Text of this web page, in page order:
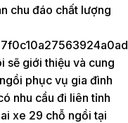
chu đáo chất lượng
sẽ giới thiệu và cung
phục vụ gia đình
nhu cầu đi liên tỉnh
xe 29 chỗ ngồi tại